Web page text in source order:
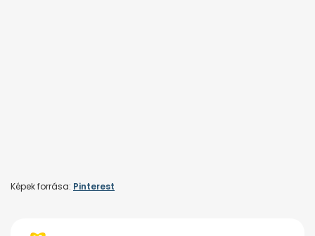
Képek forrása: Pinterest